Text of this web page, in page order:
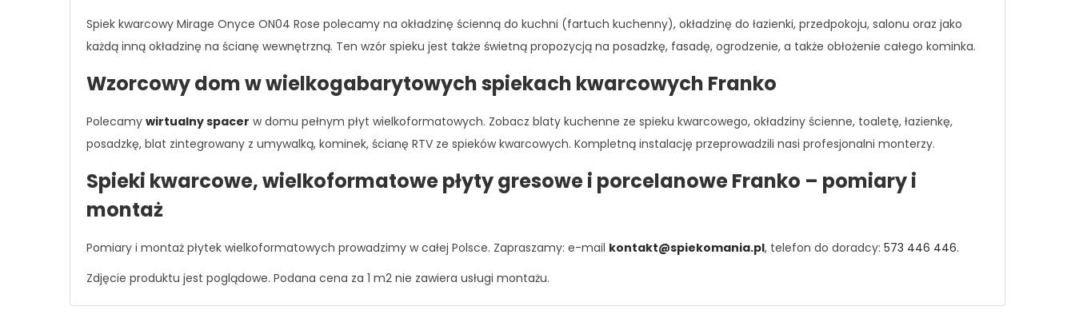
Spiek kwarcowy Mirage Onyce ON04 Rose polecamy na okładzinę ścienną do kuchni (fartuch kuchenny), okładzinę do łazienki, przedpokoju, salonu oraz jako
każdą inną okładzinę na ścianę wewnętrzną. Ten wzór spieku jest także świetną propozycją na posadzkę, fasadę, ogrodzenie, a także obłożenie całego kominka.
Wzorcowy dom w wielkogabarytowych spiekach kwarcowych Franko
Polecamy wirtualny spacer w domu pełnym płyt wielkoformatowych. Zobacz blaty kuchenne ze spieku kwarcowego, okładziny ścienne, toaletę, łazienkę,
posadzkę, blat zintegrowany z umywalką, kominek, ścianę RTV ze spieków kwarcowych. Kompletną instalację przeprowadzili nasi profesjonalni monterzy.
Spieki kwarcowe, wielkoformatowe płyty gresowe i porcelanowe Franko – pomiary i
montaż
Pomiary i montaż płytek wielkoformatowych prowadzimy w całej Polsce. Zapraszamy: e-mail kontakt@spiekomania.pl, telefon do doradcy: 573 446 446.
Zdjęcie produktu jest poglądowe. Podana cena za 1 m2 nie zawiera usługi montażu.